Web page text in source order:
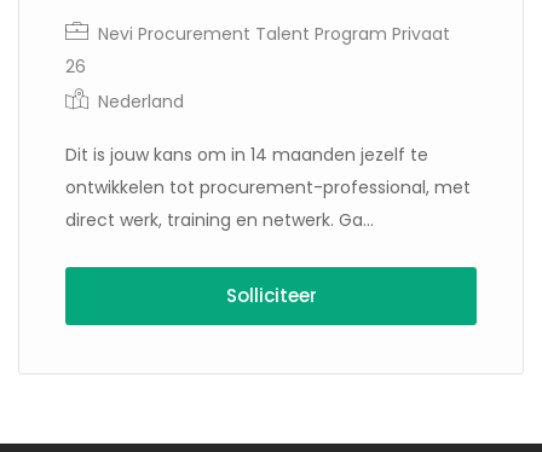
Nevi Procurement Talent Program Privaat
26
Nederland
Dit is jouw kans om in 14 maanden jezelf te
ontwikkelen tot procurement-professional, met
direct werk, training en netwerk. Ga...